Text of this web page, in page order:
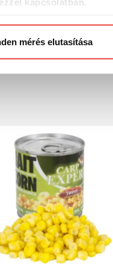
mérés elutasítása